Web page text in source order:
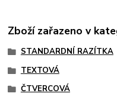
Zboží zařazeno v
STANDARDNÍ RAZÍTKA
TEXTOVÁ
ČTVERCOVÁ